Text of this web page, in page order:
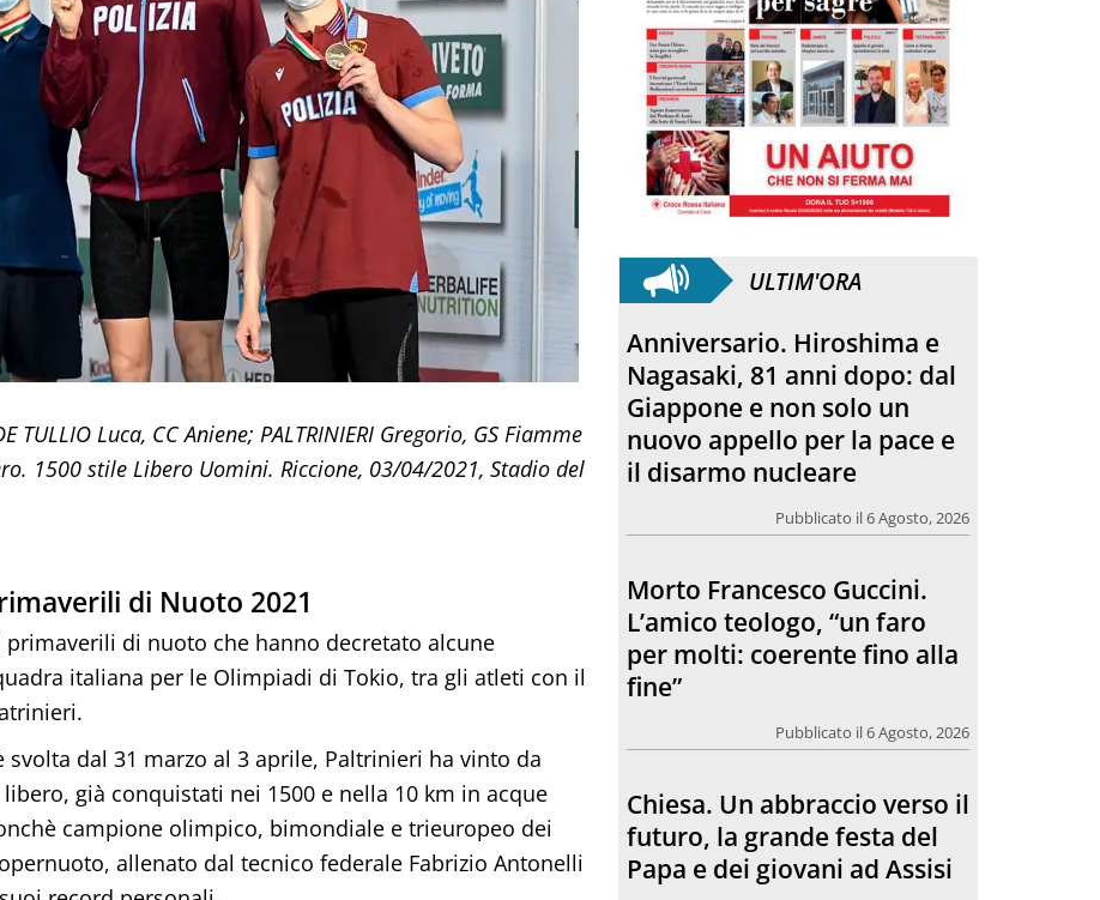
Luca, CC Aniene; PALTRINIERI Gregorio, GS Fiamme
1500 stile Libero Uomini. Riccione, 03/04/2021, Stadio del
di Nuoto 2021
di nuoto che hanno decretato alcune
italiana per le Olimpiadi di Tokio, tra gli atleti con il
dal 31 marzo al 3 aprile, Paltrinieri ha vinto da
già conquistati nei 1500 e nella 10 km in acque
campione olimpico, bimondiale e trieuropeo dei
allenato dal tecnico federale Fabrizio Antonelli
ULTIM'ORA
Morto Francesco Guccini.
L’amico teologo, “un faro
per molti: coerente fino alla
fine”
Pubblicato il 6 Agosto, 2026
Chiesa. Un abbraccio verso il
futuro, la grande festa del
Papa e dei giovani ad Assisi
“La pace nasce dalle
relazioni”